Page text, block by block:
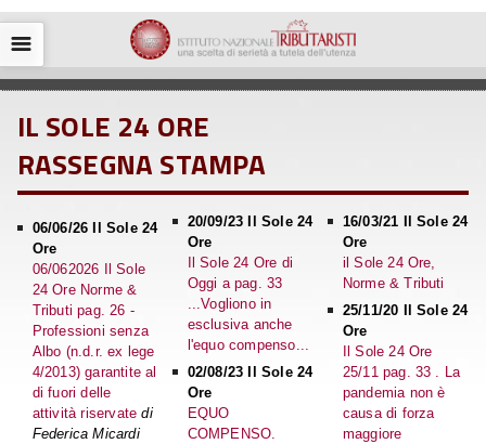
☰
IL SOLE 24 ORE
RASSEGNA STAMPA
06/06/26 Il Sole 24
Ore
06/062026 Il Sole
24 Ore Norme &
Tributi pag. 26 -
Professioni senza
Albo (n.d.r. ex lege
4/2013) garantite al
di fuori delle
attività riservate di
Federica Micardi
20/09/23 Il Sole 24
Ore
Il Sole 24 Ore di
Oggi a pag. 33
...Vogliono in
esclusiva anche
l'equo compenso...
02/08/23 Il Sole 24
Ore
EQUO
COMPENSO.
16/03/21 Il Sole 24
Ore
il Sole 24 Ore,
Norme & Tributi
25/11/20 Il Sole 24
Ore
Il Sole 24 Ore
25/11 pag. 33 . La
pandemia non è
causa di forza
maggiore